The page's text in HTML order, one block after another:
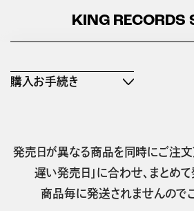
KING RECORDS
購入お手続き
発売日が異なる商品を同時にご注文
遅い発売日」に合わせ、まとめて
商品毎に発送されませんので